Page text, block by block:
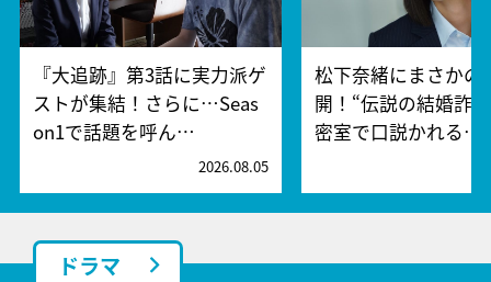
『大追跡』第3話に実力派ゲ
ストが集結！さらに…Seas
on1で話題を呼ん…
2026.08.05
松下奈緒にまさかの
開！“伝説の結婚詐
密室で口説かれる
ドラマ